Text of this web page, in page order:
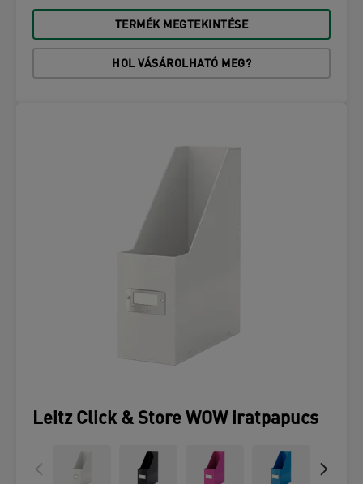
TERMÉK MEGTEKINTÉSE
HOL VÁSÁROLHATÓ MEG?
Leitz Click & Store WOW iratpapucs